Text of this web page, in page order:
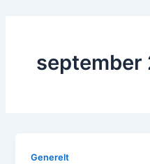
september
Generelt